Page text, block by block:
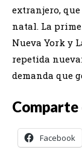
extranjero,
natal. La
Nueva York y
repetida
demanda que
Comparte
Facebook